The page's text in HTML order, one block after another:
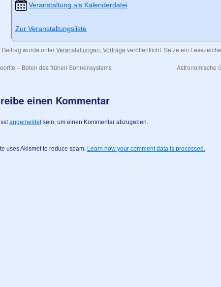
Veranstaltung als Kalenderdatei
Zur Veranstaltungsliste
Beitrag wurde unterVeranstaltungen, Vorträge veröffentlicht. Setze ein
– Boten des frühen Sonnensystems Astronomische
einen Kommentar
angemeldetsein, um einen Kommentar abzugeben.
uses Akismet to reduce spam. Learn how your comment data is processed.